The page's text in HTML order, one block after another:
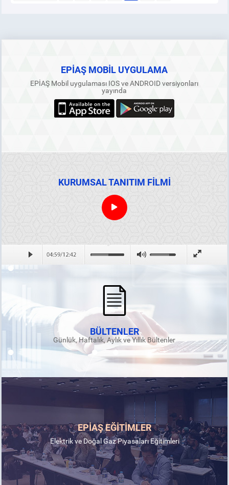
EPİAŞ MOBİL UYGULAMA
EPİAŞ Mobil uygulaması IOS ve ANDROID versiyonları
yayında
KURUMSAL TANITIM FİLMİ
BÜLTENLER
Günlük, Haftalık, Aylık ve Yıllık Bültenler
EPİAŞ EĞİTİMLER
Elektrik ve Doğal Gaz Piyasaları Eğitimleri